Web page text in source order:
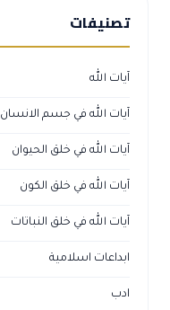
تصنيفات
آيات الله
آيات الله في جسم الانسان
آيات الله في خلق الحيوان
آيات الله في خلق الكون
آيات الله في خلق النباتات
ابداعات اسلامية
ادب